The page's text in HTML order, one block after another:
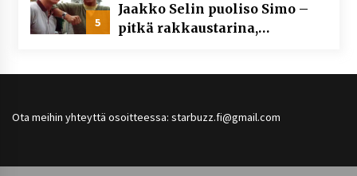
5
Jaakko Selin puoliso Simo –
pitkä rakkaustarina,
Ota meihin yhteyttä osoitteessa: starbuzz.fi@gmail.com